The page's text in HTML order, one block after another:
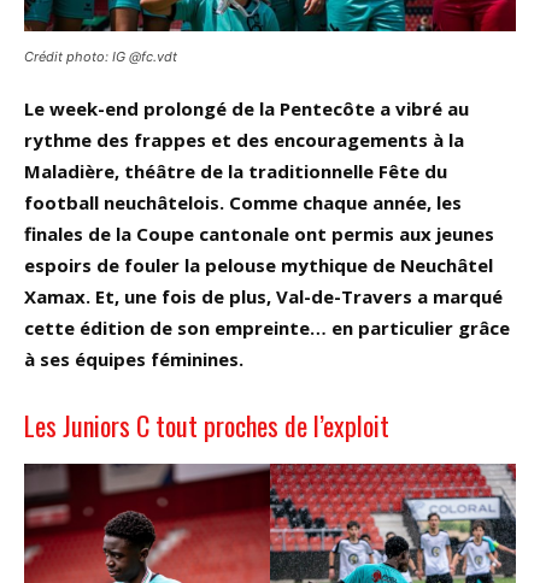
Crédit photo: IG @fc.vdt
Le week-end prolongé de la Pentecôte a vibré au
rythme des frappes et des encouragements à la
Maladière, théâtre de la traditionnelle Fête du
football neuchâtelois. Comme chaque année, les
finales de la Coupe cantonale ont permis aux jeunes
espoirs de fouler la pelouse mythique de Neuchâtel
Xamax. Et, une fois de plus, Val-de-Travers a marqué
cette édition de son empreinte… en particulier grâce
à ses équipes féminines.
Les Juniors C tout proches de l’exploit